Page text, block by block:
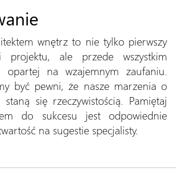
wnętrz to nie tylko pierwszy
projektu, ale przede wszystkim
opartej na wzajemnym zaufaniu.
być pewni, że nasze marzenia o
się rzeczywistością. Pamiętaj
do sukcesu jest odpowiednie
na sugestie specjalisty.